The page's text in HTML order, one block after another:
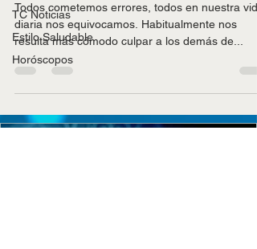
TC Noticias
Estilo Saludable
Horóscopos
Todos cometemos errores, todos en nuestra vida
diaria nos equivocamos. Habitualmente nos
resulta más cómodo culpar a los demás de...